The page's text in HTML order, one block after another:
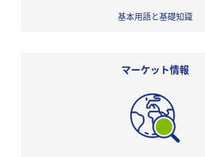
基本用語と基礎知識
マーケット情報